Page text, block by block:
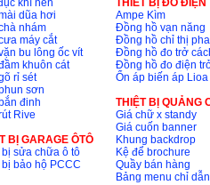
khí nén
dũa hơi
nhám
máy cắt
bu lông ốc vít
khuôn cát
rỉ sét
sơn
đinh
Rive
BỊ GARAGE ÔTÔ
bị sửa chữa ô tô
bảo hộ PCCC
THIÊT BỊ ĐO ĐIỆN
Ampe Kìm
Đồng hồ vạn năng
Đồng hồ chỉ thị pha
Đồng hồ đo trở
Đồng hồ đo điện
Ổn áp biến áp Lioa
THIỆT BỊ QUẢNG
Giá chữ x standy
Giá cuốn banner
Khung backdrop
Kệ để brochure
Quầy bán hàng
Bảng menu chỉ dẫn